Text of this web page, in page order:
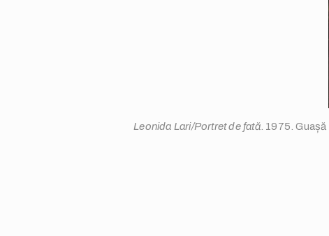
Leonida Lari/Portret de fată. 1975.